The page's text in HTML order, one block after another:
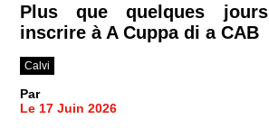
Plus que quelques
inscrire à A Cuppa di a CAB
Calvi
Par
Le 17 Juin 2026